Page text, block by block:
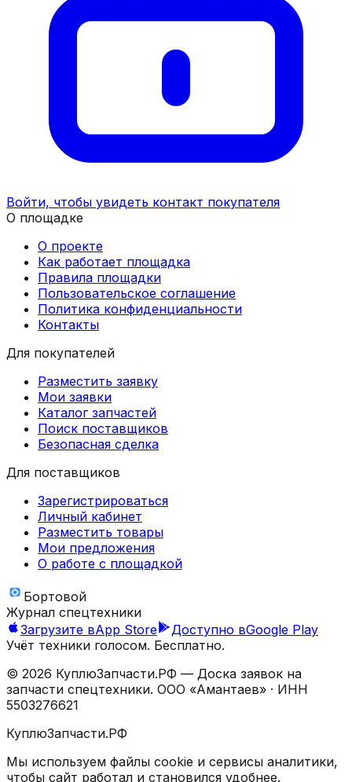
Войти, чтобы увидеть контакт покупателя
О площадке
О проекте
Как работает площадка
Правила площадки
Пользовательское соглашение
Политика конфиденциальности
Контакты
Для покупателей
Разместить заявку
Мои заявки
Каталог запчастей
Поиск поставщиков
Безопасная сделка
Для поставщиков
Зарегистрироваться
Личный кабинет
Разместить товары
Мои предложения
О работе с площадкой
Бортовой
Журнал спецтехники
Загрузите вApp Store Доступно вGoogle Play
Учёт техники голосом. Бесплатно.
© 2026 КуплюЗапчасти.РФ — Доска заявок на
запчасти спецтехники. ООО «Амантаев» · ИНН
5503276621
КуплюЗапчасти.РФ
Мы используем файлы cookie и сервисы аналитики,
чтобы сайт работал и становился удобнее.